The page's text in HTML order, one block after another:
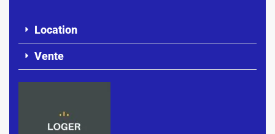
Location
Vente